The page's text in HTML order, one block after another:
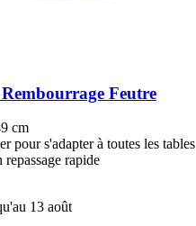
Rembourrage Feutre
cm
pour s'adapter à toutes les tables
repassage rapide
13 août